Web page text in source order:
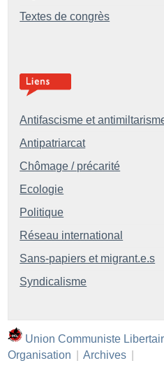
Textes de congrès
Antifascisme et
Antipatriarcat
Chômage / précarité
Ecologie
Politique
Réseau international
Sans-papiers et migrant.e.s
Syndicalisme
Union Communiste
Organisation
Archives